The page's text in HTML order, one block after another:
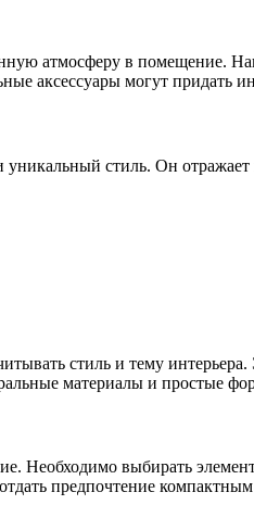
атмосферу в помещение.
аксессуары могут придать
уникальный стиль. Он
стиль и тему
материалы и простые
Необходимо выбирать
предпочтение